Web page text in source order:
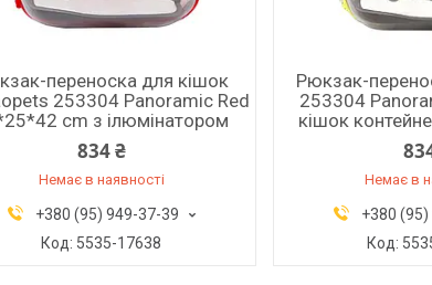
переноска для кішок
253304 Panoramic Red
cm з ілюмінатором
834 ₴
Немає в наявності
+380 (95) 949-37-39
5535-17638
Рюкзак-
253304
кішок
Немає в
+380